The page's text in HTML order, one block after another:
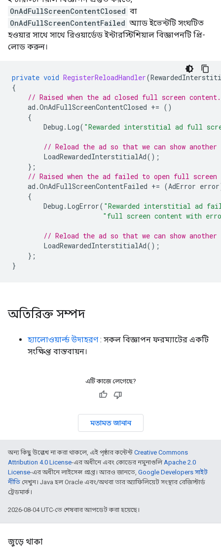
OnAdFullScreenContentClosed বা
OnAdFullScreenContentFailed অ্যাড ইভেন্টটি সংঘটিত
হওয়ার সাথে সাথে রিওয়ার্ডেড ইন্টারস্টিশিয়াল বিজ্ঞাপনটি প্রি-
লোড করুন।
private void RegisterReloadHandler(
{
// Raised when the ad closed full screen content.
ad .OnAdFullScreenContentClosed += ()
{
Debug . Log( "Rewarded interstitial ad full
// Reload the ad so that we can show
LoadRewardedInterstitialAd();
};
// Raised when the ad failed to open full screen
ad .OnAdFullScreenContentFailed += (AdError error
{
Debug . LogError( "Rewarded interstitial ad
"full screen content with
// Reload the ad so that we can show
LoadRewardedInterstitialAd();
};
}
অতিরিক্ত সম্পদ
হ্যালোওয়ার্ল্ড উদাহরণ: সকল বিজ্ঞাপন ফরম্যাটের একটি
সংক্ষিপ্ত বাস্তবায়ন।
এটি কাজে লেগেছে?
মতামত জানান
অন্য কিছু উল্লেখ না করা থাকলে, এই পৃষ্ঠার কন্টেন্ট Creative Commons
Attribution 4.0 License-এর অধীনে এবং কোডের নমুনাগুলিApache 2.0
License-এর অধীনে লাইসেন্স প্রাপ্ত। আরও জানতে, Google Developers সাইট
নীতি দেখুন। Java হল Oracle এবং/অথবা তার অ্যাফিলিয়েট সংস্থার রেজিস্টার্ড
ট্রেডমার্ক।
2026-08-04 UTC-তে শেষবার আপডেট করা হয়েছে।
জুড়ে থাকা